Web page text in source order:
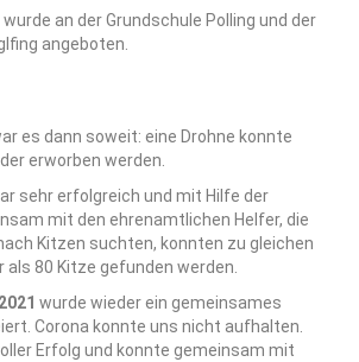
an der Grundschule Polling und der
angeboten.
es dann soweit: eine Drohne konnte
erworben werden.
sehr erfolgreich und mit Hilfe der
mit den ehrenamtlichen Helfer, die
Kitzen suchten, konnten zu gleichen
als 80 Kitze gefunden werden.
wurde wieder ein gemeinsames
Corona konnte uns nicht aufhalten.
Erfolg und konnte gemeinsam mit